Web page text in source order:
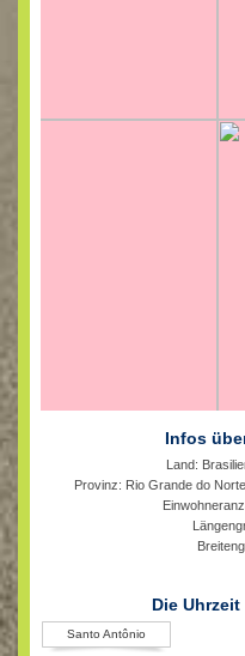
Infos
Land:
Provinz: Rio Grande do Norte,
Die
Santo Antônio